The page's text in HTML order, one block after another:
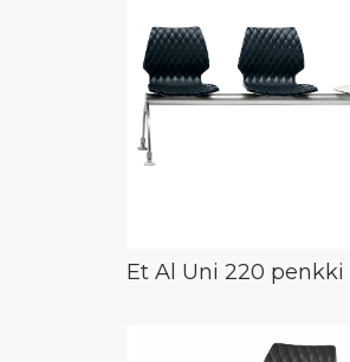
Et Al Uni 220 penkki